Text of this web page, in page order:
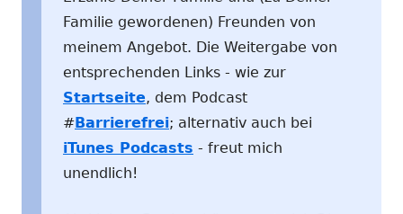
Familie gewordenen) Freunden von
meinem Angebot. Die Weitergabe von
entsprechenden Links - wie zur
Startseite, dem Podcast
#Barrierefrei; alternativ auch bei
iTunes Podcasts - freut mich
unendlich!